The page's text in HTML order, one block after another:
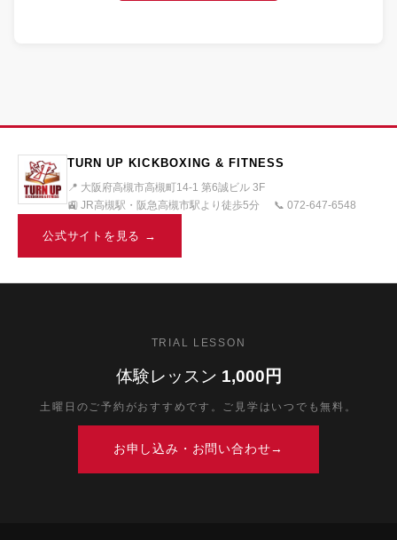
TURN UP KICKBOXING & FITNESS
📍 大阪府高槻市高槻町14-1 第6誠ビル 3F
🚉 JR高槻駅・阪急高槻市駅より徒歩5分
📞 072-647-6548
公式サイトを見る →
TRIAL LESSON
体験レッスン 1,000円
土曜日のご予約がおすすめです。ご見学はいつでも無料。
お申し込み・お問い合わせ